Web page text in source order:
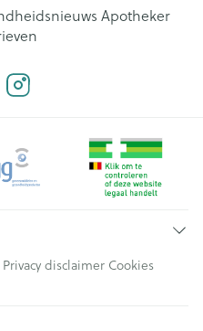
Apotheker
Privacy disclaimer Cookies